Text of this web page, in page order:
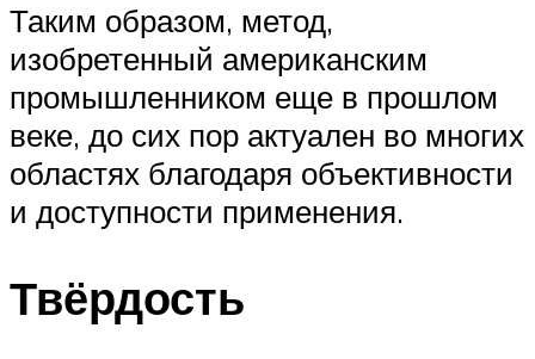
Таким образом, метод,
изобретенный американским
промышленником еще в прошлом
веке, до сих пор актуален во многих
областях благодаря объективности
и доступности применения.
Твёрдость